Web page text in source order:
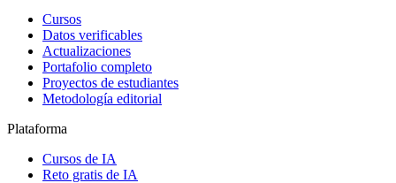
Cursos
Datos verificables
Actualizaciones
Portafolio completo
Proyectos de estudiantes
Metodología editorial
Plataforma
Cursos de IA
Reto gratis de IA